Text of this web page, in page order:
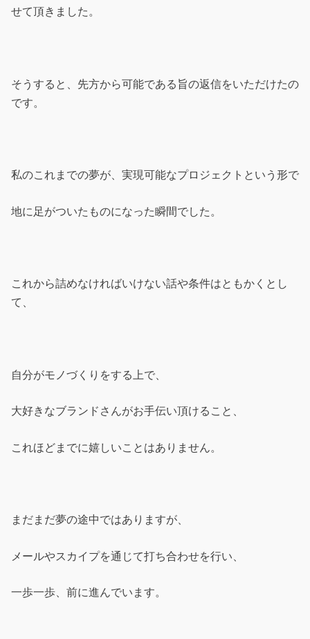
せて頂きました。
そうすると、先方から可能である旨の返信をいただけたの
です。
私のこれまでの夢が、実現可能なプロジェクトという形で
地に足がついたものになった瞬間でした。
これから詰めなければいけない話や条件はともかくとし
て、
自分がモノづくりをする上で、
大好きなブランドさんがお手伝い頂けること、
これほどまでに嬉しいことはありません。
まだまだ夢の途中ではありますが、
メールやスカイプを通じて打ち合わせを行い、
一歩一歩、前に進んでいます。